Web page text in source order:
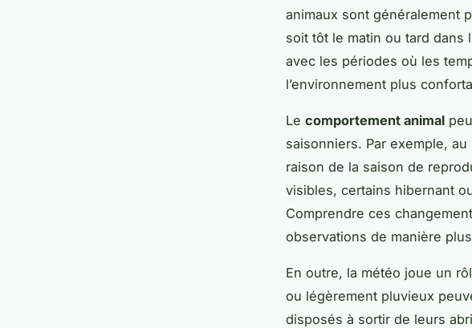
animaux sont généralement
soit tôt le matin ou tard dans
avec les périodes où les
l’environnement plus
Le comportement animal
saisonniers. Par exemple,
raison de la saison de
visibles, certains hibernant
Comprendre ces
observations de manière
En outre, la météo joue un
ou légèrement pluvieux
disposés à sortir de leurs